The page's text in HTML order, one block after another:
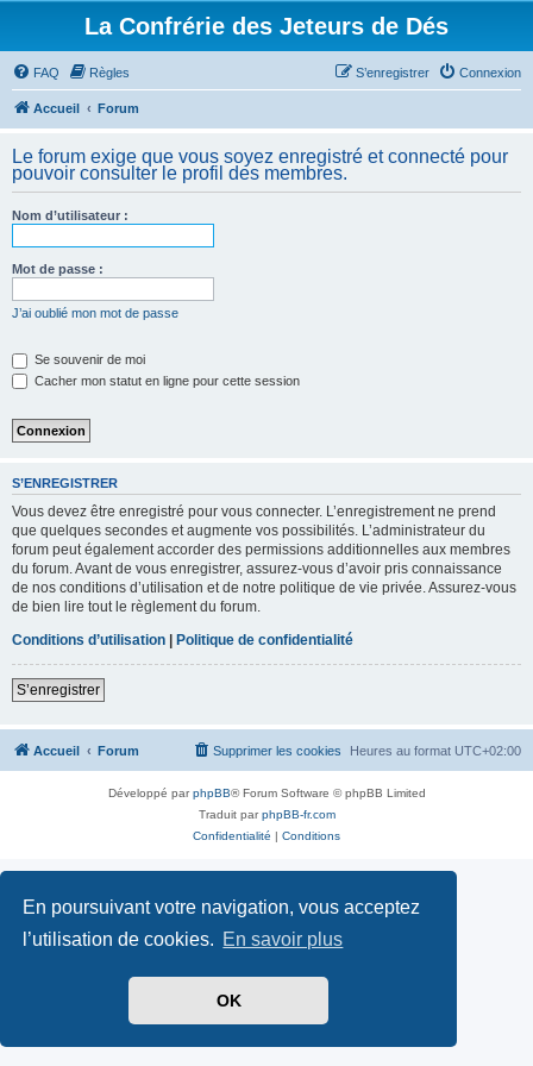
En poursuivant votre navigation, vous acceptez
l’utilisation de cookies. En savoir plus
OK
La Confrérie des Jeteurs de Dés
FAQ Règles Connexion
S’enregistrer
Accueil Forum
Le forum exige que vous soyez enregistré et connecté pour
pouvoir consulter le profil des membres.
Nom d’utilisateur :
Mot de passe :
J’ai oublié mon mot de passe
Se souvenir de moi
Cacher mon statut en ligne pour cette session
S’ENREGISTRER
Vous devez être enregistré pour vous connecter. L’enregistrement ne prend
que quelques secondes et augmente vos possibilités. L’administrateur du
forum peut également accorder des permissions additionnelles aux membres
du forum. Avant de vous enregistrer, assurez-vous d’avoir pris connaissance
de nos conditions d’utilisation et de notre politique de vie privée. Assurez-vous
de bien lire tout le règlement du forum.
Conditions d’utilisation | Politique de confidentialité
S’enregistrer
Accueil Forum Heures au format UTC+02:00
Supprimer les cookies
Développé parphpBB® Forum Software © phpBB Limited
Traduit parphpBB-fr.com
Confidentialité | Conditions